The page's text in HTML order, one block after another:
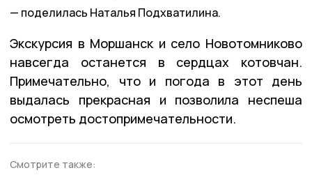
поделилась Наталья Подхватилина.
Экскурсия в Моршанск и село Новотомниково
навсегда останется в сердцах котовчан.
Примечательно, что и погода в этот день
выдалась прекрасная и позволила неспеша
осмотреть достопримечательности.
Смотрите также: